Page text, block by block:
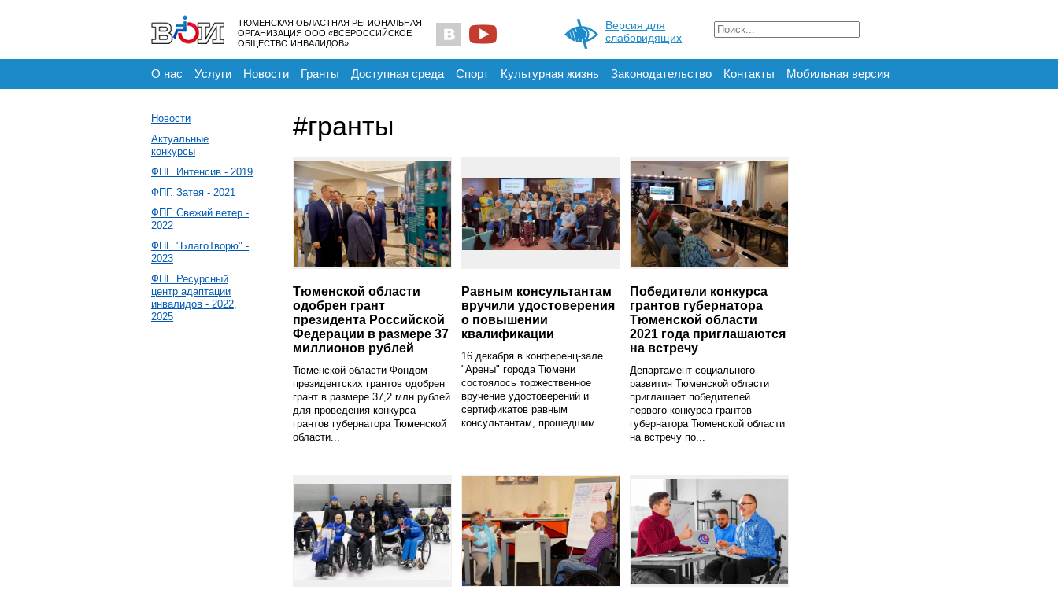
ТЮМЕНСКАЯ ОБЛАСТНАЯ РЕГИОНАЛЬНАЯ
ОРГАНИЗАЦИЯ ООО «ВСЕРОССИЙСКОЕ
ОБЩЕСТВО ИНВАЛИДОВ»
Версия для
слабовидящих
О нас Услуги Новости Гранты Доступная среда Спорт Культурная жизнь Законодательство Контакты Мобильная версия
Новости
Актуальные
конкурсы
ФПГ. Интенсив - 2019
ФПГ. Затея - 2021
ФПГ. Свежий ветер -
2022
ФПГ. "БлагоТворю" -
2023
ФПГ. Ресурсный
центр адаптации
инвалидов - 2022,
2025
#гранты
Тюменской области
одобрен грант
президента Российской
Федерации в размере 37
миллионов рублей
Тюменской области Фондом
президентских грантов одобрен
грант в размере 37,2 млн рублей
для проведения конкурса
грантов губернатора Тюменской
области...
Равным консультантам
вручили удостоверения
о повышении
квалификации
16 декабря в конференц-зале
"Арены" города Тюмени
состоялось торжественное
вручение удостоверений и
сертификатов равным
консультантам, прошедшим...
Победители конкурса
грантов губернатора
Тюменской области
2021 года приглашаются
на встречу
Департамент социального
развития Тюменской области
приглашает победителей
первого конкурса грантов
губернатора Тюменской области
на встречу по...